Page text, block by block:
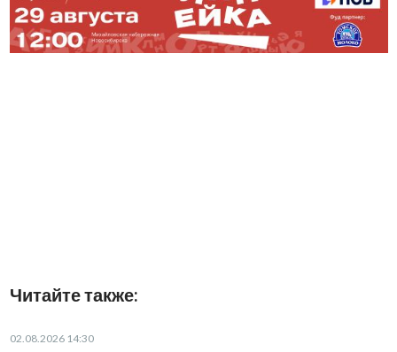
Читайте также:
02.08.2026 14:30